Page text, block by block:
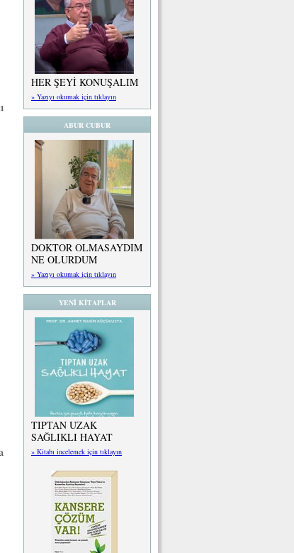
HER ŞEYİ KONUŞALIM
» Yazıyı okumak için tıklayın
ABUR CUBUR
DOKTOR OLMASAYDIM
NE OLURDUM
» Yazıyı okumak için tıklayın
YENİ KİTAPLAR
TIPTAN UZAK
SAĞLIKLI HAYAT
» Kitabı incelemek için tıklayın